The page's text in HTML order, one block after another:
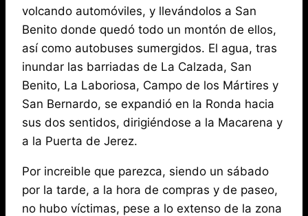
volcando automóviles, y llevándolos a San
Benito donde quedó todo un montón de ellos,
así como autobuses sumergidos. El agua, tras
inundar las barriadas de La Calzada, San
Benito, La Laboriosa, Campo de los Mártires y
San Bernardo, se expandió en la Ronda hacia
sus dos sentidos, dirigiéndose a la Macarena y
a la Puerta de Jerez.
Por increible que parezca, siendo un sábado
por la tarde, a la hora de compras y de paseo,
no hubo víctimas, pese a lo extenso de la zona